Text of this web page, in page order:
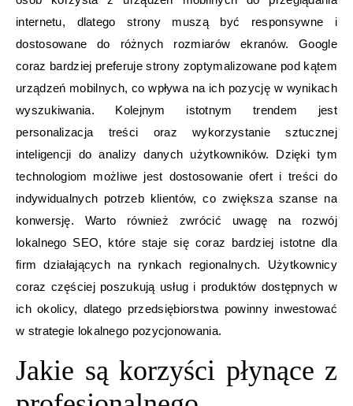
internetu, dlatego strony muszą być responsywne i
dostosowane do różnych rozmiarów ekranów. Google
coraz bardziej preferuje strony zoptymalizowane pod kątem
urządzeń mobilnych, co wpływa na ich pozycję w wynikach
wyszukiwania. Kolejnym istotnym trendem jest
personalizacja treści oraz wykorzystanie sztucznej
inteligencji do analizy danych użytkowników. Dzięki tym
technologiom możliwe jest dostosowanie ofert i treści do
indywidualnych potrzeb klientów, co zwiększa szanse na
konwersję. Warto również zwrócić uwagę na rozwój
lokalnego SEO, które staje się coraz bardziej istotne dla
firm działających na rynkach regionalnych. Użytkownicy
coraz częściej poszukują usług i produktów dostępnych w
ich okolicy, dlatego przedsiębiorstwa powinny inwestować
w strategie lokalnego pozycjonowania.
Jakie są korzyści płynące z